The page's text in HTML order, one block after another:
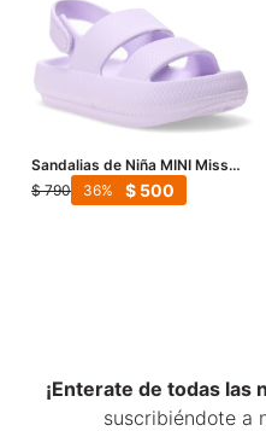
Sandalias de Niña MINI Miss
Carol DALLAS de goma - Lila
$ 790 $ 500
36
¡Enterate de todas las
suscribiéndote a